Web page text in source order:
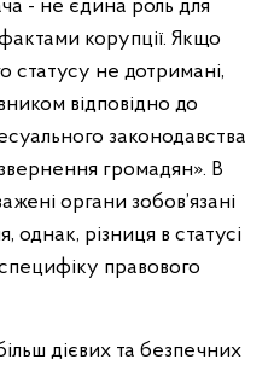
- не єдина роль для
корупції. Якщо
статусу не дотримані,
відповідно до
законодавства
громадян». В
органи зобов’язані
однак, різниця в статусі
правового
дієвих та безпечних